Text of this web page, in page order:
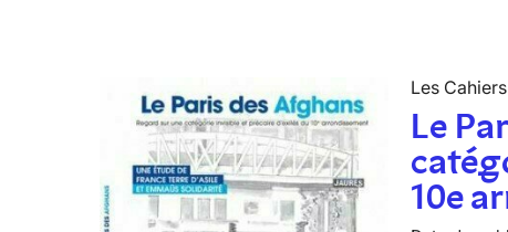
Les
Le
10e